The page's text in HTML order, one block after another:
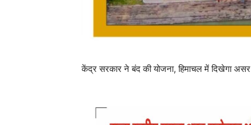
केंद्र सरकार ने बंद की योजना, हिमाचल में दिखेगा असर